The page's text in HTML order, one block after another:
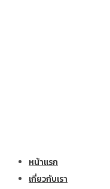
หน้าแรก
เกี่ยวกับเรา